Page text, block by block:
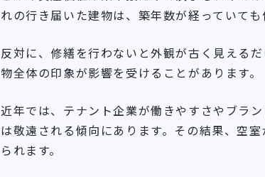
れの行き届いた建物は、築年数が経っていて
反対に、修繕を行わないと外観が古く見える
物全体の印象が影響を受けることがあります。
近年では、テナント企業が働きやすさやブラ
は敬遠される傾向にあります。その結果、空
られます。